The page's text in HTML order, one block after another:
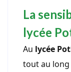
La
lycée
Au lycée
tout au long